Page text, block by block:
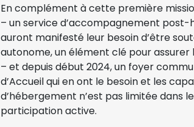
En complément à cette première
– un service d’accompagnement
auront manifesté leur besoin d’être
autonome, un élément clé pour assurer
– et depuis début 2024, un foyer
d’Accueil qui en ont le besoin et les
d’hébergement n’est pas limitée dans
participation active.